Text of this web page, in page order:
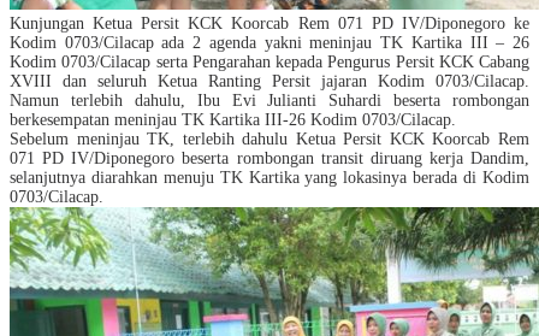
Kunjungan Ketua Persit KCK Koorcab Rem 071 PD IV/Diponegoro ke
Kodim 0703/Cilacap ada 2 agenda yakni meninjau TK Kartika III – 26
Kodim 0703/Cilacap serta Pengarahan kepada Pengurus Persit KCK Cabang
XVIII dan seluruh Ketua Ranting Persit jajaran Kodim 0703/Cilacap.
Namun terlebih dahulu, Ibu Evi Julianti Suhardi beserta rombongan
berkesempatan meninjau TK Kartika III-26 Kodim 0703/Cilacap.
Sebelum meninjau TK, terlebih dahulu Ketua Persit KCK Koorcab Rem
071 PD IV/Diponegoro beserta rombongan transit diruang kerja Dandim,
selanjutnya diarahkan menuju TK Kartika yang lokasinya berada di Kodim
0703/Cilacap.